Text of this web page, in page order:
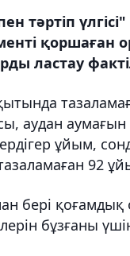
тәртіп
қоршаған
ластау
аудан
ұйым,
92
бері қоғамдық
бұзғаны